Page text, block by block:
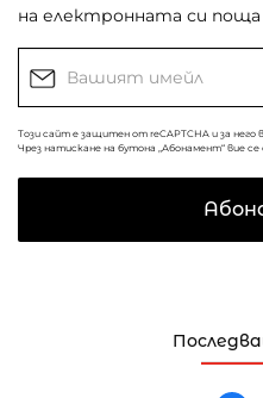
на електронната си поща
Този сайт е защитен от reCAPTCHA и за него
Чрез натискане на бутона „Абонамент“ вие се